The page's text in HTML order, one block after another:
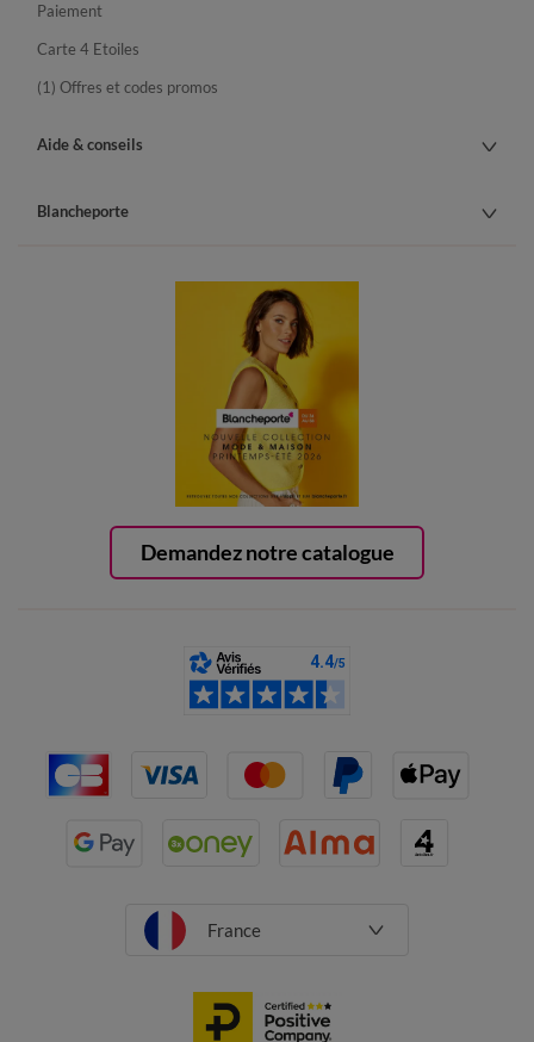
Demandez notre catalogue
Paiement
Carte 4 Etoiles
(1) Offres et codes promos
Aide & conseils
Blancheporte
France